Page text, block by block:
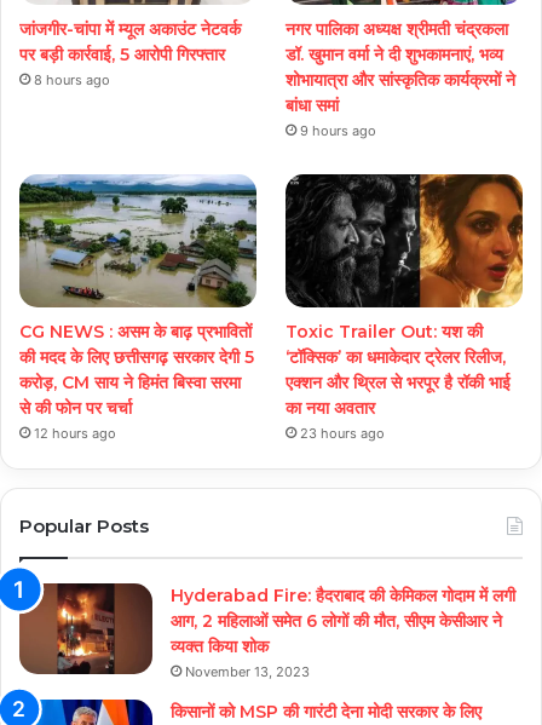
जांजगीर-चांपा में म्यूल अकाउंट नेटवर्क
पर बड़ी कार्रवाई, 5 आरोपी गिरफ्तार
8 hours ago
नगर पालिका अध्यक्ष श्रीमती चंद्रकला
डॉ. खुमान वर्मा ने दी शुभकामनाएं, भव्य
शोभायात्रा और सांस्कृतिक कार्यक्रमों ने
बांधा समां
9 hours ago
CG NEWS : असम के बाढ़ प्रभावितों
की मदद के लिए छत्तीसगढ़ सरकार देगी 5
करोड़, CM साय ने हिमंत बिस्वा सरमा
से की फोन पर चर्चा
12 hours ago
Toxic Trailer Out: यश की
‘टॉक्सिक’ का धमाकेदार ट्रेलर रिलीज,
एक्शन और थ्रिल से भरपूर है रॉकी भाई
का नया अवतार
23 hours ago
Popular Posts
Hyderabad Fire: हैदराबाद की केमिकल गोदाम में लगी
आग, 2 महिलाओं समेत 6 लोगों की मौत, सीएम केसीआर ने
व्यक्त किया शोक
November 13, 2023
किसानों को MSP की गारंटी देना मोदी सरकार के लिए